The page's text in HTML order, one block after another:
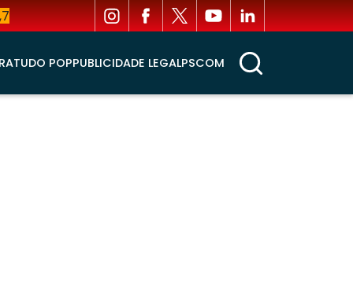
TUDO POPPUBLICIDADE LEGALPSCOM